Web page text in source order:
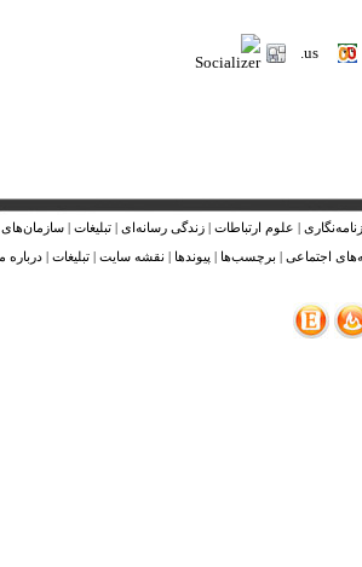
علوم ارتباطات |زندگی رسانه‌ای |تبلیغات
اجتماعی برچسب‌ها پیوندها نقشه ‌سایت تبلیغات |درباره